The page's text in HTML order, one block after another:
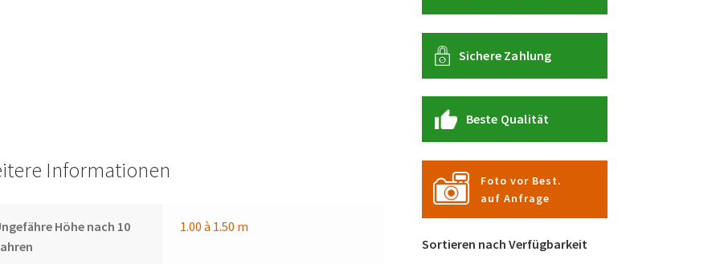
Informationen
Höhe nach 10
1.00 à 1.50 m
Sichere Zahlung
Beste Qualität
Foto vor Best.
auf Anfrage
Sortieren nach Verfügbarkeit